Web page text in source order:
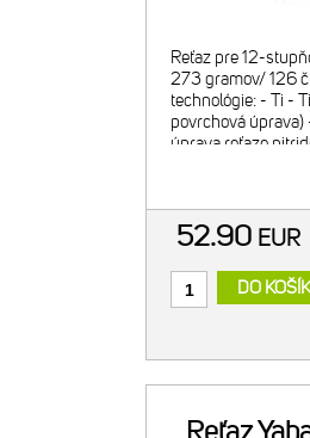
Reťaz pre 12-
273 gramov/ 126
technológie: - Ti -
povrchová
úprava reťaze
52.90 EUR
DO